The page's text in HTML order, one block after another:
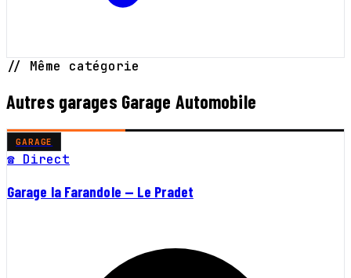
// Même catégorie
Autres garages Garage Automobile
GARAGE
☎ Direct
Garage la Farandole — Le Pradet